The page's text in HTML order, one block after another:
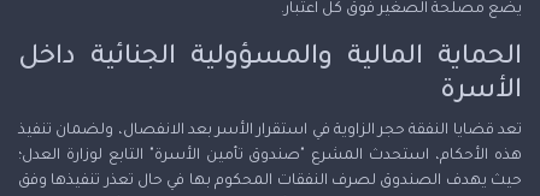
يضع مصلحة الصغير فوق كل اعتبار.
الحماية المالية والمسؤولية الجنائية داخل
الأسرة
تعد قضايا النفقة حجر الزاوية في استقرار الأسر بعد الانفصال، ولضمان تنفيذ
هذه الأحكام، استحدث المشرع "صندوق تأمين الأسرة" التابع لوزارة العدل؛
حيث يهدف الصندوق لصرف النفقات المحكوم بها في حال تعذر تنفيذها وفق